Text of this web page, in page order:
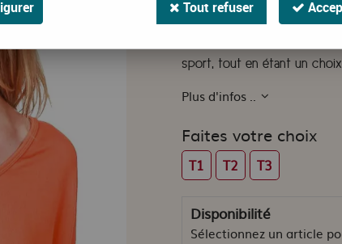
Découvrez la fusion
manche chauve-souris col
sport, tout en étant un
Plus d'infos ..
Faites votre choix
T1 T2 T3
Disponibilité
Sélectionnez un article
Tout refuser